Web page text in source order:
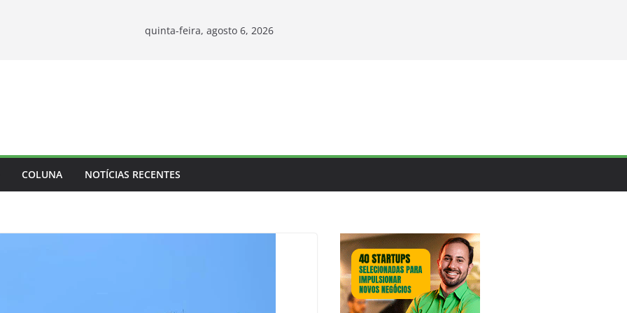
quinta-feira, agosto 6, 2026
COLUNA NOTÍCIAS RECENTES